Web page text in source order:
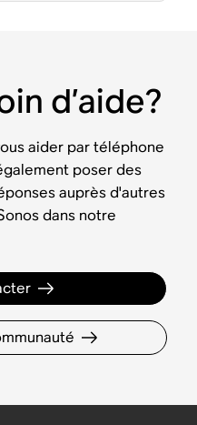
d’aide?
aider par téléphone
poser des
auprès d'autres
dans notre